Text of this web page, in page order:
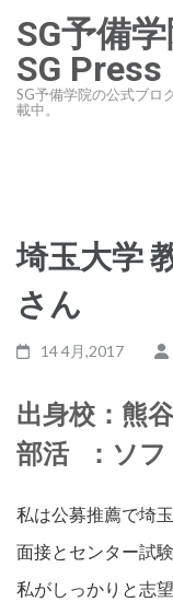
ン
テ
ン
ッ
(Enter
SG予備
SG Press
SG予備学院の公式ブロ
載中。
埼玉大学
さん
14 4月,2017
出身校：熊
部活 ：ソフ
私は公募推薦で埼
面接とセンター試
私がしっかりと志